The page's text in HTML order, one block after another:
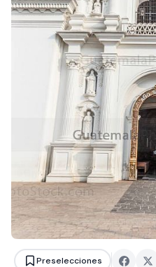
Preselecciones